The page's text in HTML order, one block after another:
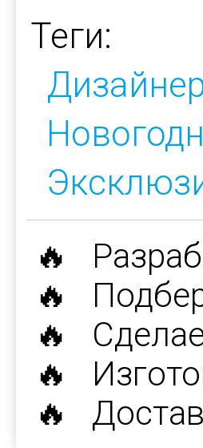
Теги:
🔥
🔥
🔥
🔥
🔥